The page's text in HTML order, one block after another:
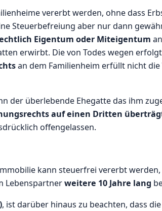
vererbt werden, ohne dass
Steuerbefreiung aber nur dann
Eigentum oder Miteigentum
erwirbt. Die von Todes wegen
an dem Familienheim erfüllt nicht
der überlebende Ehegatte das ihm
auf einen Dritten
offengelassen.
kann steuerfrei vererbt werden,
Lebenspartnerweitere 10 Jahre lang
, ist darüber hinaus zu beachten, dass